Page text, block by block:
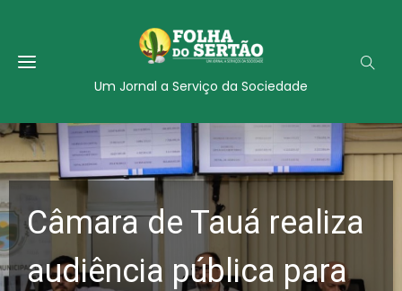
Um Jornal a Serviço da Sociedade
Câmara de Tauá realiza
audiência pública para